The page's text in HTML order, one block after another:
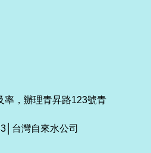
率，辦理青昇路123號青
台灣自來水公司